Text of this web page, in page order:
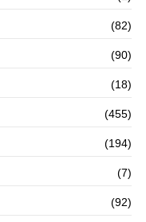
(82)
(90)
(18)
(455)
(194)
(7)
(92)